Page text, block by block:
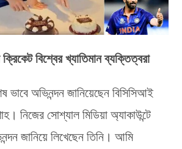
বিশ্বের খ্যাতিমান ব্যক্তিত্বরা
ভাবে অভিনন্দন জানিয়েছেন বিসিসিআই
নিজের সোশ্যাল মিডিয়া অ্যাকাউন্টে
জানিয়ে লিখেছেন তিনি। আমি